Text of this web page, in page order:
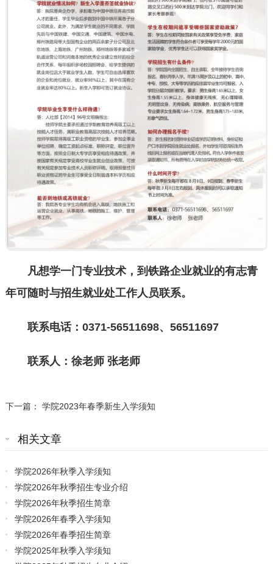
凡想学一门专业技术，到铁路企业就业的有志青
年可随时与招生就业处工作人员联系。
联系电话：0371-56511698、56511697
联系人：徐老师 张老师
下一篇： 学院2023年春季新生入学须知
相关文章
学院2026年秋季入学须知
学院2026年秋季招生专业介绍
学院2026年秋季招生简章
学院2026年春季入学须知
学院2026年春季招生简章
学院2025年秋季入学须知